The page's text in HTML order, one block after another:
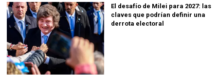
El desafío de Milei para 2027: las
claves que podrían definir una
derrota electoral